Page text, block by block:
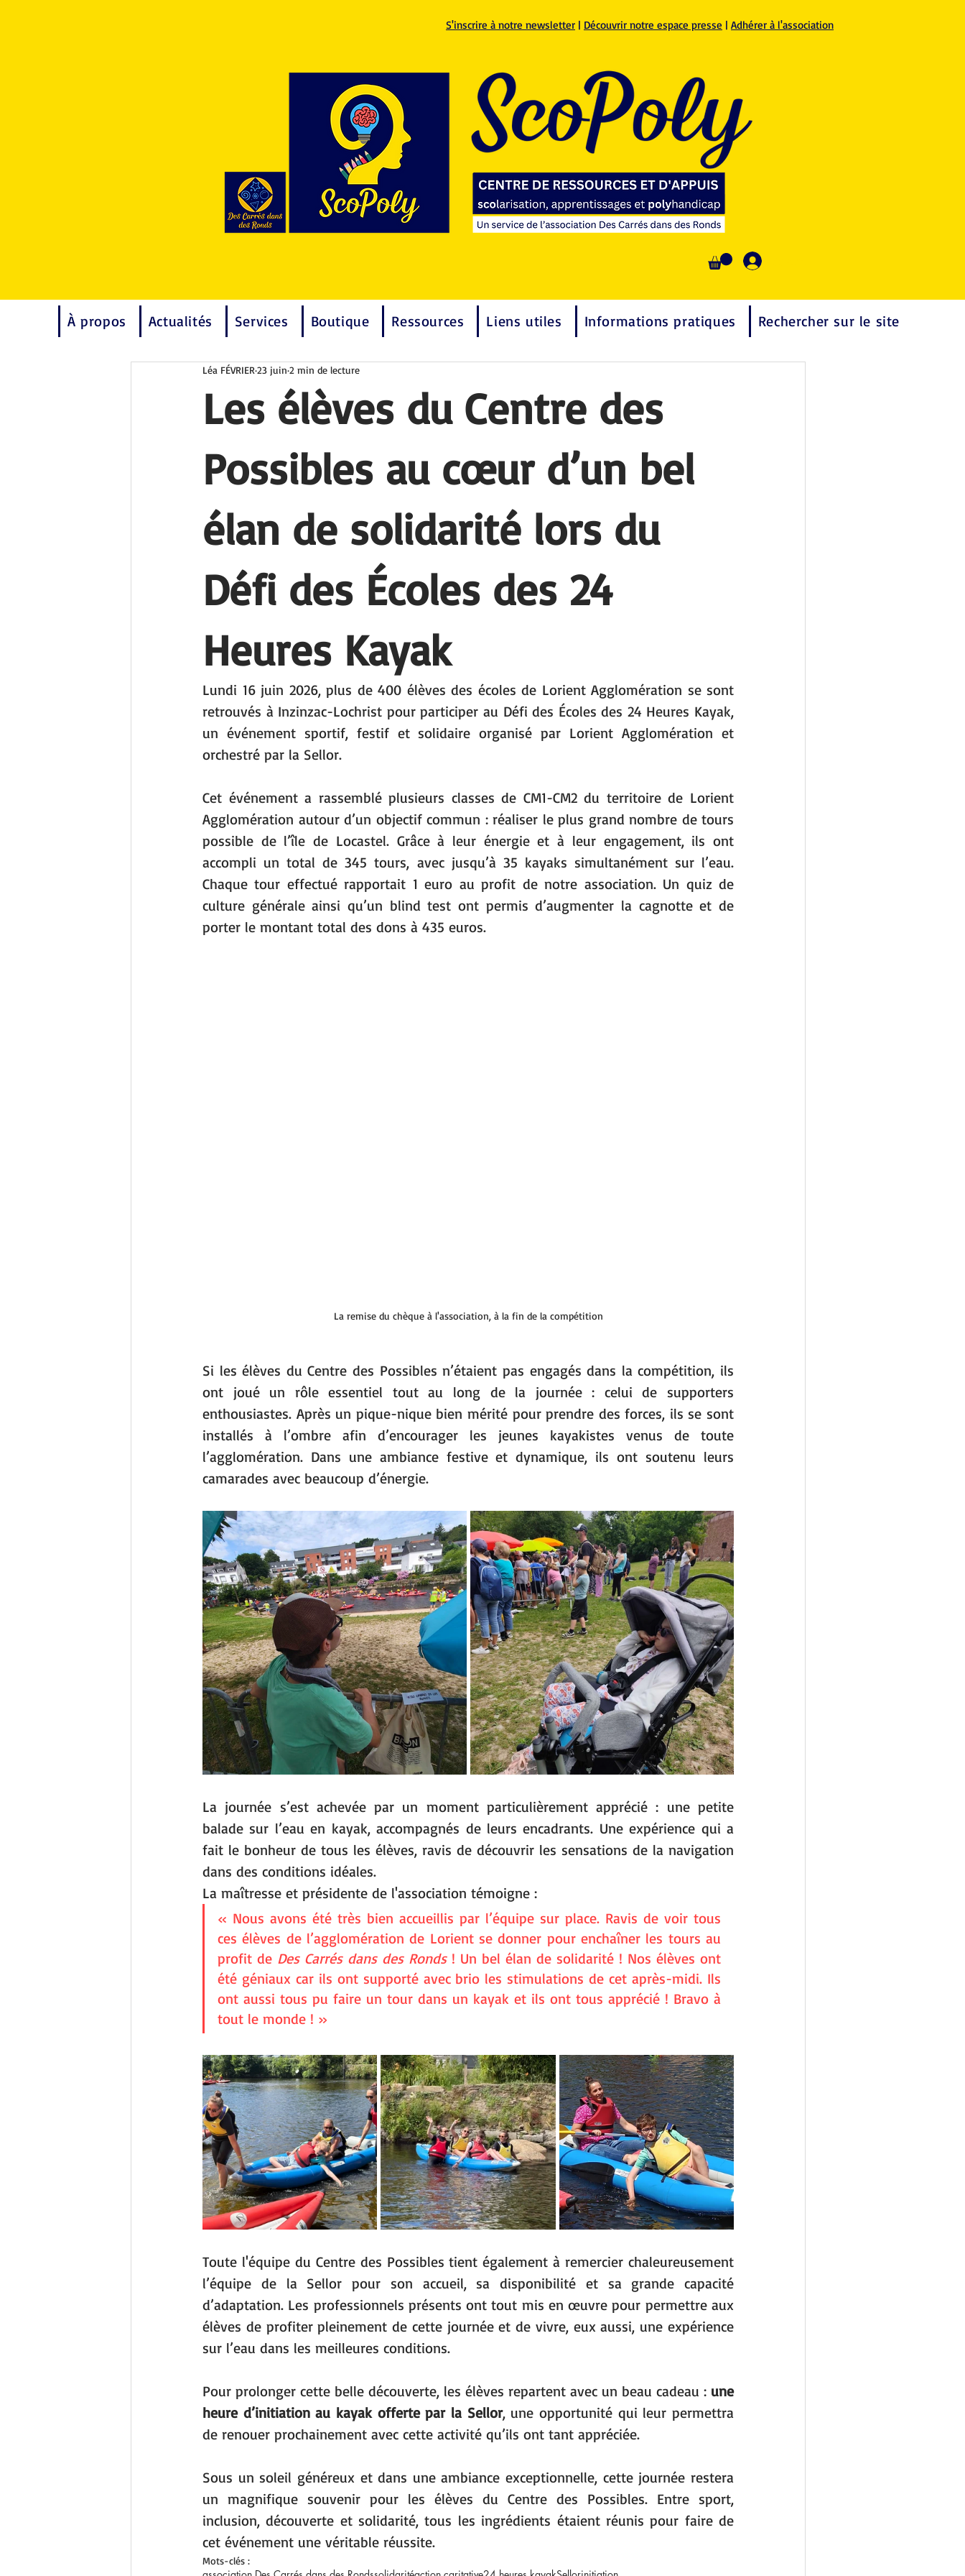
S'inscrire à notre newsletter | Découvrir notre espace presse | Adhérer à l'association
À propos Actualités Services Boutique Ressources Liens utiles Informations pratiques Rechercher sur le site
Les élèves du Centre des
Possibles au cœur d’un bel
élan de solidarité lors du
Défi des Écoles des 24
Heures Kayak
Léa FÉVRIER 23 juin 2 min de lecture
Lundi 16 juin 2026, plus de 400 élèves des écoles de Lorient Agglomération se sont
retrouvés à Inzinzac-Lochrist pour participer au Défi des Écoles des 24 Heures Kayak,
un événement sportif, festif et solidaire organisé par Lorient Agglomération et
orchestré par la Sellor.
Cet événement a rassemblé plusieurs classes de CM1-CM2 du territoire de Lorient
Agglomération autour d’un objectif commun : réaliser le plus grand nombre de tours
possible de l’île de Locastel. Grâce à leur énergie et à leur engagement, ils ont
accompli un total de 345 tours, avec jusqu’à 35 kayaks simultanément sur l’eau.
Chaque tour effectué rapportait 1 euro au profit de notre association. Un quiz de
culture générale ainsi qu’un blind test ont permis d’augmenter la cagnotte et de
porter le montant total des dons à 435 euros.
La remise du chèque à l'association, à la fin de la compétition
Si les élèves du Centre des Possibles n’étaient pas engagés dans la compétition, ils
ont joué un rôle essentiel tout au long de la journée : celui de supporters
enthousiastes. Après un pique-nique bien mérité pour prendre des forces, ils se sont
installés à l’ombre afin d’encourager les jeunes kayakistes venus de toute
l’agglomération. Dans une ambiance festive et dynamique, ils ont soutenu leurs
camarades avec beaucoup d’énergie.
La journée s’est achevée par un moment particulièrement apprécié : une petite
balade sur l’eau en kayak, accompagnés de leurs encadrants. Une expérience qui a
fait le bonheur de tous les élèves, ravis de découvrir les sensations de la navigation
dans des conditions idéales.
La maîtresse et présidente de l'association témoigne :
« Nous avons été très bien accueillis par l’équipe sur place. Ravis de voir tous
ces élèves de l’agglomération de Lorient se donner pour enchaîner les tours au
profit de Des Carrés dans des Ronds ! Un bel élan de solidarité ! Nos élèves ont
été géniaux car ils ont supporté avec brio les stimulations de cet après-midi. Ils
ont aussi tous pu faire un tour dans un kayak et ils ont tous apprécié ! Bravo à
tout le monde ! »
Toute l'équipe du Centre des Possibles tient également à remercier chaleureusement
l’équipe de la Sellor pour son accueil, sa disponibilité et sa grande capacité
d’adaptation. Les professionnels présents ont tout mis en œuvre pour permettre aux
élèves de profiter pleinement de cette journée et de vivre, eux aussi, une expérience
sur l’eau dans les meilleures conditions.
Pour prolonger cette belle découverte, les élèves repartent avec un beau cadeau : une
heure d’initiation au kayak offerte par la Sellor, une opportunité qui leur permettra
de renouer prochainement avec cette activité qu’ils ont tant appréciée.
Sous un soleil généreux et dans une ambiance exceptionnelle, cette journée restera
un magnifique souvenir pour les élèves du Centre des Possibles. Entre sport,
inclusion, découverte et solidarité, tous les ingrédients étaient réunis pour faire de
cet événement une véritable réussite.
Mots-clés :